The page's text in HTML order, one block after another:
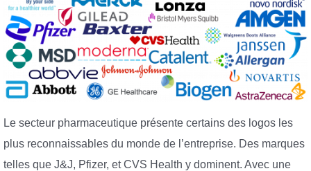
Le secteur pharmaceutique présente certains des logos les
plus reconnaissables du monde de l’entreprise. Des marques
telles que J&J, Pfizer, et CVS Health y dominent. Avec une